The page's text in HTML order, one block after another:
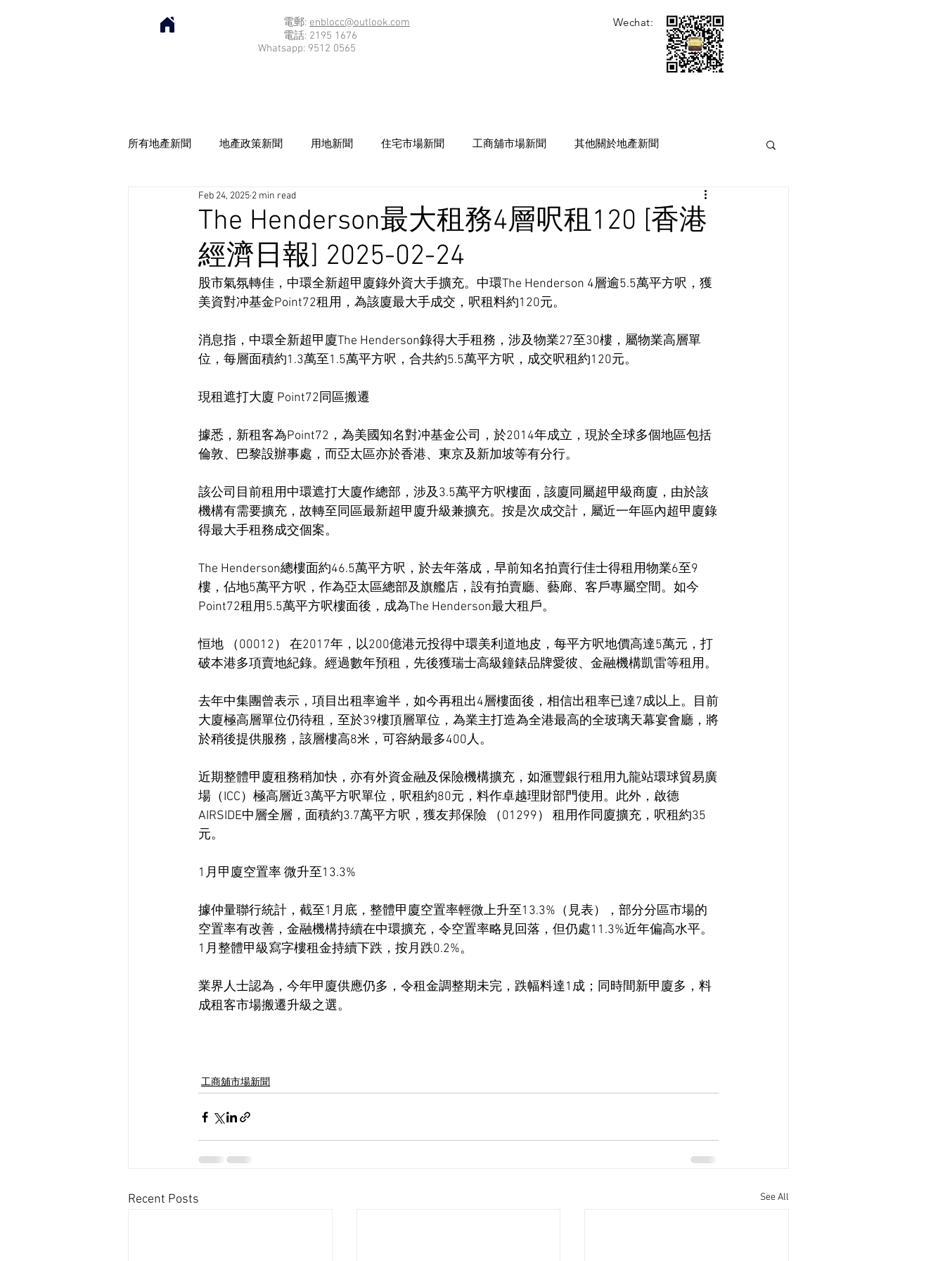
電郵: enblocc@outlook.com
電話: 2195 1676
Whatsapp: 9512 0565
Wechat:
所有地產新聞 地產政策新聞 用地新聞 住宅市場新聞 工商舖市場新聞 其他關於地產新聞
The Henderson最大租務4層呎租120 [香港
經濟日報] 2025-02-24
Feb 24, 2025 2 min read
股市氣氛轉佳，中環全新超甲廈錄外資大手擴充。中環The Henderson 4層逾5.5萬平方呎，獲
美資對冲基金Point72租用，為該廈最大手成交，呎租料約120元。
消息指，中環全新超甲廈The Henderson錄得大手租務，涉及物業27至30樓，屬物業高層單
位，每層面積約1.3萬至1.5萬平方呎，合共約5.5萬平方呎，成交呎租約120元。
現租遮打大廈 Point72同區搬遷
據悉，新租客為Point72，為美國知名對冲基金公司，於2014年成立，現於全球多個地區包括
倫敦、巴黎設辦事處，而亞太區亦於香港、東京及新加坡等有分行。
該公司目前租用中環遮打大廈作總部，涉及3.5萬平方呎樓面，該廈同屬超甲級商廈，由於該
機構有需要擴充，故轉至同區最新超甲廈升級兼擴充。按是次成交計，屬近一年區內超甲廈錄
得最大手租務成交個案。
The Henderson總樓面約46.5萬平方呎，於去年落成，早前知名拍賣行佳士得租用物業6至9
樓，佔地5萬平方呎，作為亞太區總部及旗艦店，設有拍賣廳、藝廊、客戶專屬空間。如今
Point72租用5.5萬平方呎樓面後，成為The Henderson最大租戶。
恒地 （00012） 在2017年，以200億港元投得中環美利道地皮，每平方呎地價高達5萬元，打
破本港多項賣地紀錄。經過數年預租，先後獲瑞士高級鐘錶品牌愛彼、金融機構凱雷等租用。
去年中集團曾表示，項目出租率逾半，如今再租出4層樓面後，相信出租率已達7成以上。目前
大廈極高層單位仍待租，至於39樓頂層單位，為業主打造為全港最高的全玻璃天幕宴會廳，將
於稍後提供服務，該層樓高8米，可容納最多400人。
近期整體甲廈租務稍加快，亦有外資金融及保險機構擴充，如滙豐銀行租用九龍站環球貿易廣
場（ICC）極高層近3萬平方呎單位，呎租約80元，料作卓越理財部門使用。此外，啟德
AIRSIDE中層全層，面積約3.7萬平方呎，獲友邦保險 （01299） 租用作同廈擴充，呎租約35
元。
1月甲廈空置率 微升至13.3%
據仲量聯行統計，截至1月底，整體甲廈空置率輕微上升至13.3%（見表），部分分區市場的
空置率有改善，金融機構持續在中環擴充，令空置率略見回落，但仍處11.3%近年偏高水平。
1月整體甲級寫字樓租金持續下跌，按月跌0.2%。
業界人士認為，今年甲廈供應仍多，令租金調整期未完，跌幅料達1成；同時間新甲廈多，料
成租客市場搬遷升級之選。
工商舖市場新聞
Recent Posts See All